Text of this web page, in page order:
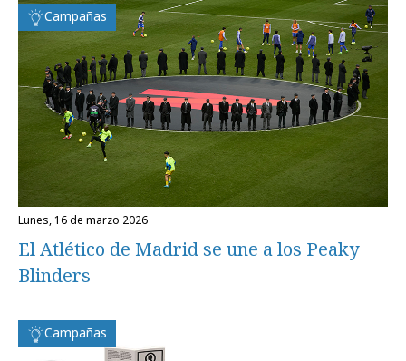
Campañas
lunes, 16 de marzo 2026
El Atlético de Madrid se une a los Peaky
Blinders
Campañas